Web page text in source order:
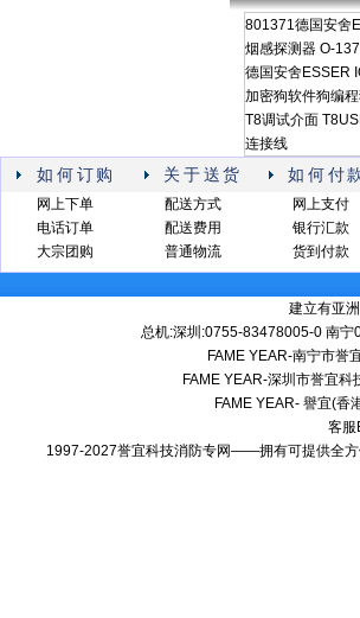
801371德国安舍
烟感探测器 O-
德国安舍ESSER
加密狗软件狗编
T8调试介面
连接线
如何订购 关于送货 如何付
网上下单
电话订单
大宗团购
配送方式
配送费用
普通物流
网上支付
银行汇款
货到付款
建立有亚
总机:深圳:0755-83478005-0 南
FAME YEAR-南宁市誉
FAME YEAR-深圳市誉宜
FAME YEAR- 譽宜(香
客
1997-2027誉宜科技消防专网——拥有可提供全方